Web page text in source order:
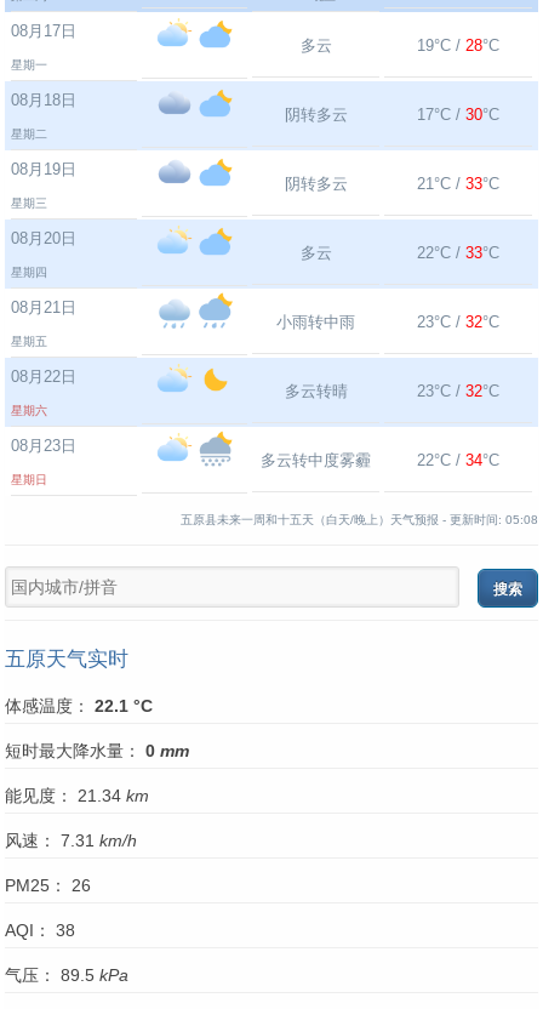
08月17日
星期一
多云 19°C / 28°C
08月18日
星期二
阴转多云 17°C / 30°C
08月19日
星期三
阴转多云 21°C / 33°C
08月20日
星期四
多云 22°C / 33°C
08月21日
星期五
小雨转中雨 23°C / 32°C
08月22日
星期六
多云转晴 23°C / 32°C
08月23日
星期日
多云转中度雾霾 22°C / 34°C
五原县未来一周和十五天（白天/晚上）天气预报 - 更新时间: 05:08
五原天气实时
体感温度： 22.1 °C
短时最大降水量： 0 mm
能见度： 21.34 km
风速： 7.31 km/h
PM25： 26
AQI： 38
气压： 89.5 kPa